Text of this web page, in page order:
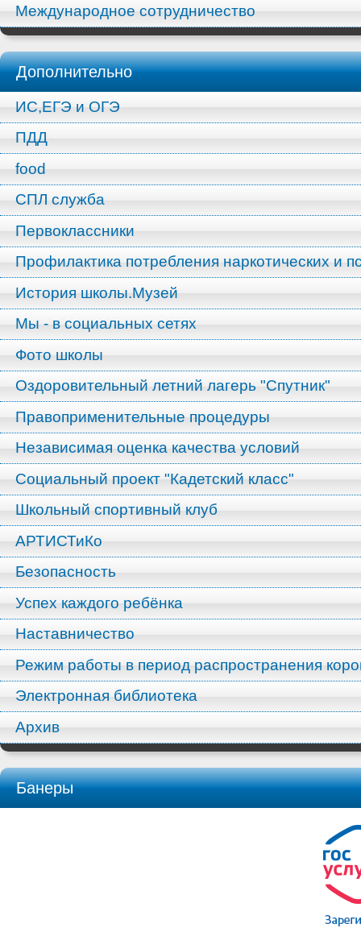
Международное сотрудничество
Дополнительно
ИС,ЕГЭ и ОГЭ
ПДД
food
СПЛ служба
Первоклассники
Профилактика потребления наркотических и
История школы.Музей
Мы - в социальных сетях
Фото школы
Оздоровительный летний лагерь "Спутник"
Правоприменительные процедуры
Независимая оценка качества условий
Социальный проект "Кадетский класс"
Школьный спортивный клуб
АРТИСТиКо
Безопасность
Успех каждого ребёнка
Наставничество
Режим работы в период распространения
Электронная библиотека
Архив
Банеры